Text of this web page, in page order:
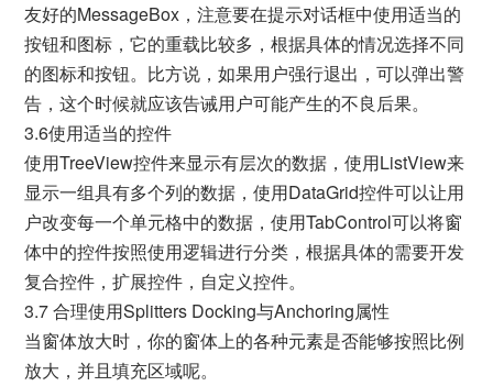
友好的MessageBox，注意要在提示对话框中使用适当的
按钮和图标，它的重载比较多，根据具体的情况选择不同
的图标和按钮。比方说，如果用户强行退出，可以弹出警
告，这个时候就应该告诫用户可能产生的不良后果。
3.6使用适当的控件
使用TreeView控件来显示有层次的数据，使用ListView来
显示一组具有多个列的数据，使用DataGrid控件可以让用
户改变每一个单元格中的数据，使用TabControl可以将窗
体中的控件按照使用逻辑进行分类，根据具体的需要开发
复合控件，扩展控件，自定义控件。
3.7 合理使用Splitters Docking与Anchoring属性
当窗体放大时，你的窗体上的各种元素是否能够按照比例
放大，并且填充区域呢。